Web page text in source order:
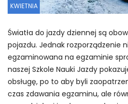
KWIETNIA
Światła do jazdy dziennej są
pojazdu. Jednak rozporządzenie
egzaminowana na egzaminie
naszej Szkole Nauki Jazdy
obsługę, po to aby byli
czas zdawania egzaminu, ale